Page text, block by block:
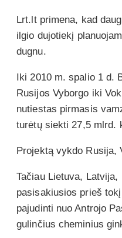
Lrt.lt primena, kad
ilgio dujotiekį
dugnu.
Iki 2010 m. spalio 1 d.
Rusijos Vyborgo iki
nutiestas pirmasis
turėtų siekti 27,5 mlrd.
Projektą vykdo Rusija,
Tačiau Lietuva,
pasisakiusios prieš
pajudinti nuo Antrojo
gulinčius cheminius